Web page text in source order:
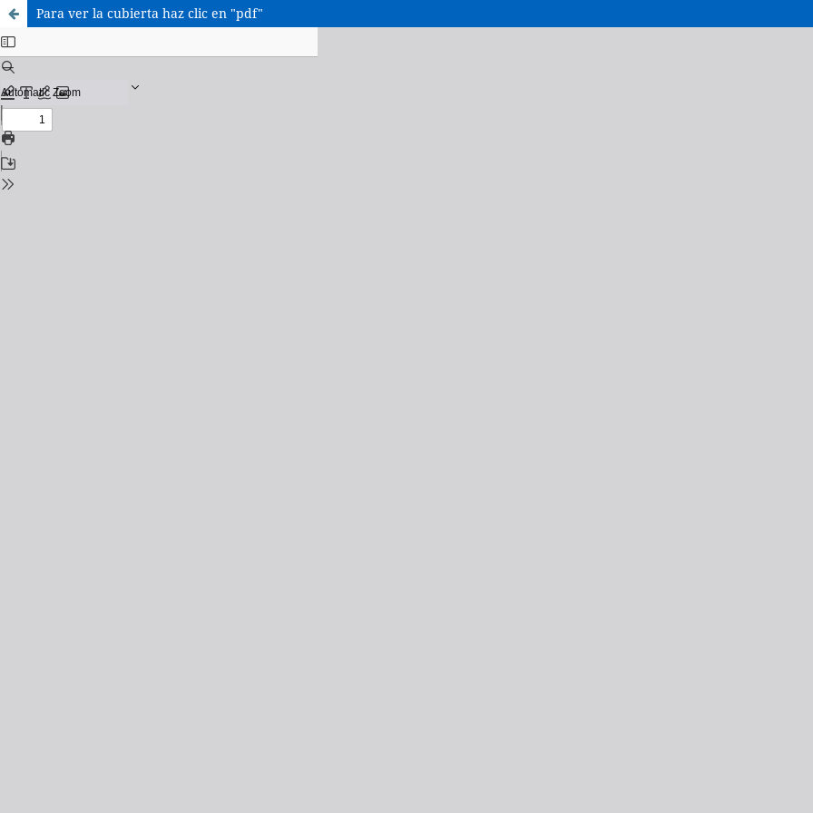
Para ver la cubierta haz clic en "pdf"